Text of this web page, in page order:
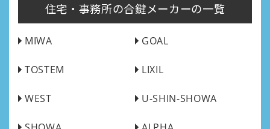
住宅・事務所の合鍵メーカーの一覧
MIWA GOAL
TOSTEM LIXIL
WEST U-SHIN-SHOWA